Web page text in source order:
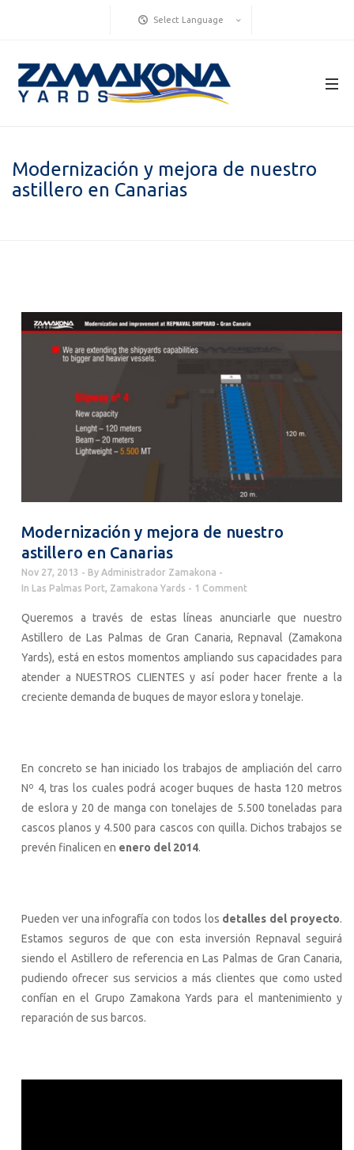
Select Language
Modernización y mejora de nuestro
astillero en Canarias
Modernización y mejora de nuestro
astillero en Canarias
Nov 27, 2013 By Administrador Zamakona
In Las Palmas Port, Zamakona Yards 1 Comment
Queremos a través de estas líneas anunciarle que nuestro
Astillero de Las Palmas de Gran Canaria, Repnaval (Zamakona
Yards), está en estos momentos ampliando sus capacidades para
atender a NUESTROS CLIENTES y así poder hacer frente a la
creciente demanda de buques de mayor eslora y tonelaje.
En concreto se han iniciado los trabajos de ampliación del carro
Nº 4, tras los cuales podrá acoger buques de hasta 120 metros
de eslora y 20 de manga con tonelajes de 5.500 toneladas para
cascos planos y 4.500 para cascos con quilla. Dichos trabajos se
prevén finalicen en enero del 2014.
Pueden ver una infografía con todos los detalles del proyecto.
Estamos seguros de que con esta inversión Repnaval seguirá
siendo el Astillero de referencia en Las Palmas de Gran Canaria,
pudiendo ofrecer sus servicios a más clientes que como usted
confían en el Grupo Zamakona Yards para el mantenimiento y
reparación de sus barcos.